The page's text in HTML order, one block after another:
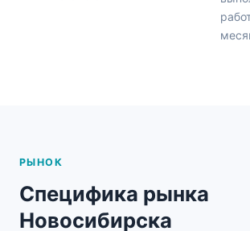
РЫНОК
Специфика рынка
Новосибирска